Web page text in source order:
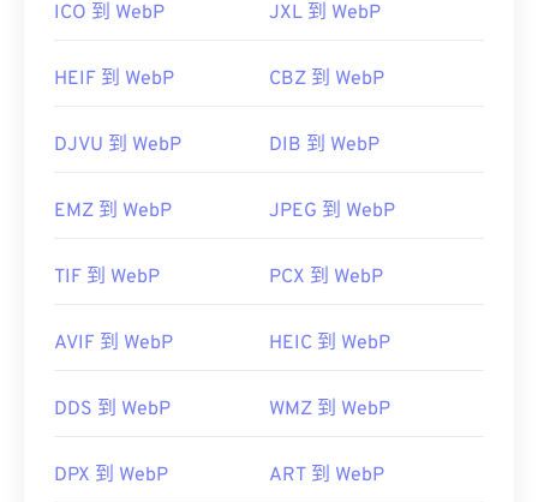
ICO 到 WebP JXL 到 WebP
HEIF 到 WebP CBZ 到 WebP
DJVU 到 WebP DIB 到 WebP
EMZ 到 WebP JPEG 到 WebP
TIF 到 WebP PCX 到 WebP
AVIF 到 WebP HEIC 到 WebP
DDS 到 WebP WMZ 到 WebP
DPX 到 WebP ART 到 WebP